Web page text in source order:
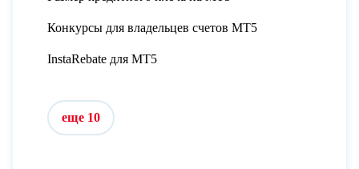
Конкурсы для владельцев счетов МТ5
InstaRebate для МТ5
еще 10